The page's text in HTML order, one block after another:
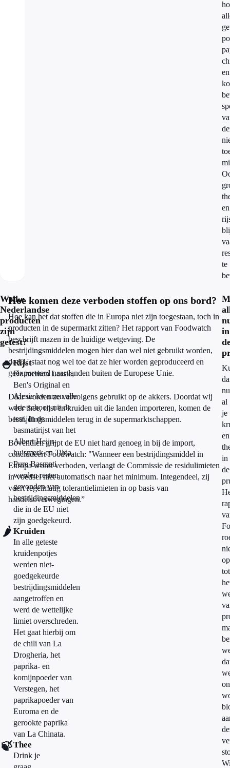
en
en
te
Welke
Nederlandse
producten
zijn
getest?
🍚Rijst
De merken Lassie,
Ben's Original en
Alesie kwamen alle
drie schoon uit de
test. In de
basmatirijst van het
Albert Heijn-
huismerk en Tilda
Pure Basmati
werden resten
gevonden van
bestrijdingsmiddelen
die in de EU niet
zijn goedgekeurd.
🌶️ Kruiden
In alle geteste
kruidenpotjes
werden niet-
goedgekeurde
bestrijdingsmiddelen
aangetroffen en
werd de wettelijke
limiet overschreden.
Het gaat hierbij om
de chili van La
Drogheria, het
paprika- en
komijnpoeder van
Verstegen, het
paprikapoeder van
Euroma en de
gerookte paprika
van La Chinata.
🍃Thee
Drink je
Hoe komen deze verboden stoffen op ons bord?
Hoe kan het dat stoffen die in Europa niet zijn toegestaan, toch in
producten in de supermarkt zitten? Het rapport van Foodwatch
beschrijft mazen in de huidige wetgeving. De
bestrijdingsmiddelen mogen hier dan wel niet gebruikt worden,
de EU staat nog wel toe dat ze hier worden geproduceerd en
geëxporteerd naar landen buiten de Europese Unie.
Daar worden ze vervolgens gebruikt op de akkers. Doordat wij
weer thee, rijst en kruiden uit die landen importeren, komen de
bestrijdingsmiddelen terug in de supermarktschappen.
Bovendien grijpt de EU niet hard genoeg in bij de import,
concludeert Foodwatch: "Wanneer een bestrijdingsmiddel in
Europa wordt verboden, verlaagt de Commissie de residulimieten
in voedsel niet automatisch naar het minimum. Integendeel, zij
voert regelmatig tolerantielimieten in op basis van
handelsoverwegingen.”
in
nu
al
je
en
in
de
op
tot